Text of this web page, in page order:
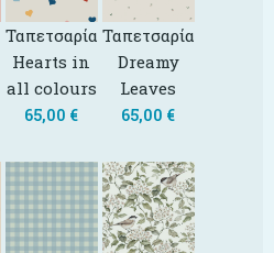
Ταπετσαρία
Hearts in
all colours
65,00 €
Ταπετσαρία
Dreamy
Leaves
65,00 €